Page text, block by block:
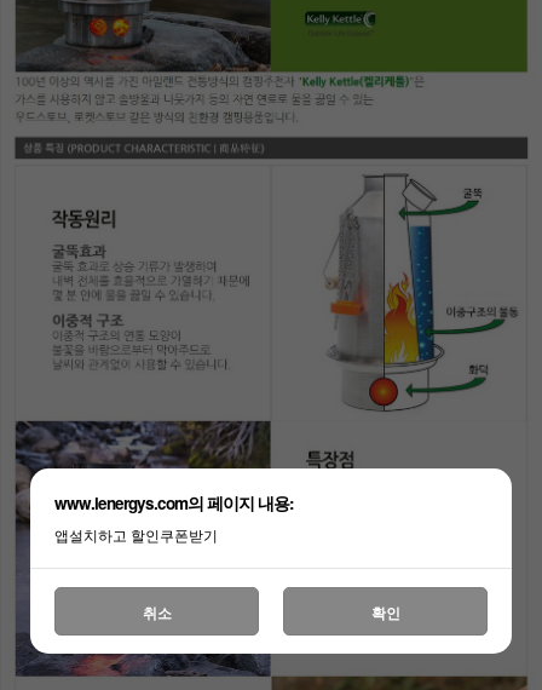
www.lenergys.com의 페이지 내용:
앱설치하고 할인쿠폰받기
취소 확인